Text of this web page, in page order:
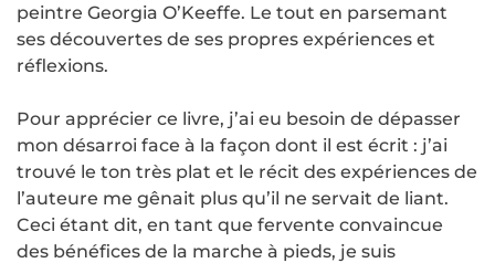
peintre Georgia O’Keeffe. Le tout en parsemant
ses découvertes de ses propres expériences et
réflexions.
Pour apprécier ce livre, j’ai eu besoin de dépasser
mon désarroi face à la façon dont il est écrit : j’ai
trouvé le ton très plat et le récit des expériences de
l’auteure me gênait plus qu’il ne servait de liant.
Ceci étant dit, en tant que fervente convaincue
des bénéfices de la marche à pieds, je suis